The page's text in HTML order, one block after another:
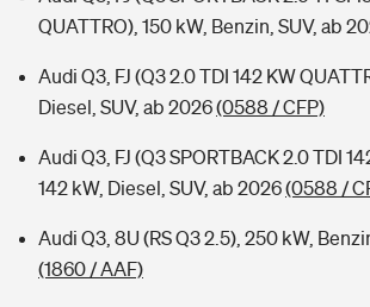
QUATTRO), 150 kW, Benzin, SUV, ab
Audi Q3, FJ (Q3 2.0 TDI 142 KW
Diesel, SUV, ab 2026(0588 / CFP)
Audi Q3, FJ (Q3 SPORTBACK 2.0 TDI
142 kW, Diesel, SUV, ab 2026(0588 /
Audi Q3, 8U (RS Q3 2.5), 250 kW,
(1860 / AAF)